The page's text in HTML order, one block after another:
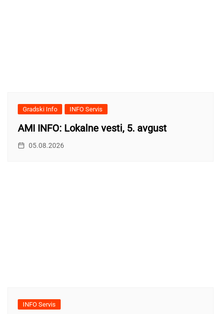
Gradski Info INFO Servis
AMI INFO: Lokalne vesti, 5. avgust
05.08.2026
INFO Servis